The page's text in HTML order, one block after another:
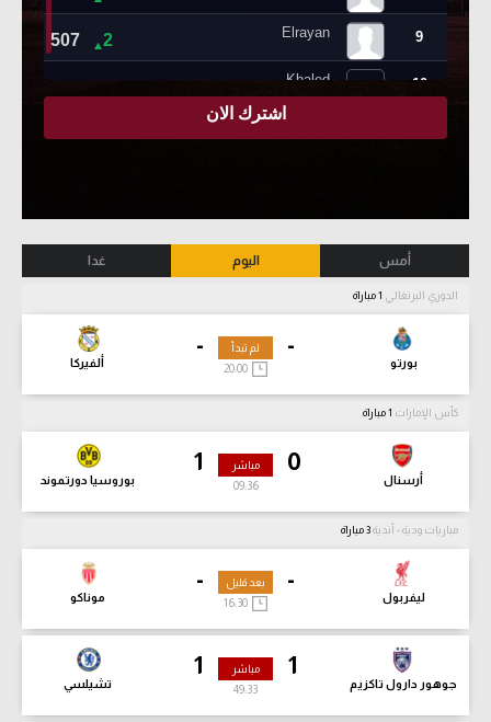
أمس اليوم غدا
الدوري البرتغالي
-
بورتو
-
ألفيركا
لم تبدأ
كأس الإمارات
0
أرسنال
1
بوروسيا دورتموند
مباشر
09:38
مباريات ودية - أندية
-
ليفربول
-
موناكو
بعد قليل
1
جوهور دارول تاكزيم
1
تشيلسي
مباشر
49:35